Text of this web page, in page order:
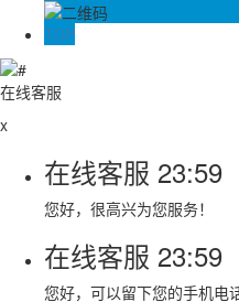
TOP
在线客服
x
在线客服 23:59
您好，很高兴为您服务！
在线客服 23:59
您好，可以留下您的手机电